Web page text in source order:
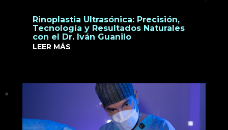
Rinoplastia Ultrasónica: Precisión,
Tecnología y Resultados Naturales
con el Dr. Iván Guanilo
LEER MÁS